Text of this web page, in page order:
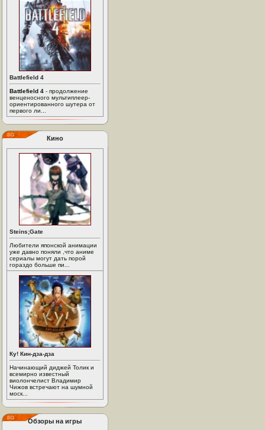
Battlefield 4
Battlefield 4 - продолжение
венценосного мультиплеер-
ориентированного шутера от
первого ли...
Кино
Steins;Gate
Любители японской анимации
уже давно поняли ,что аниме
сериалы могут дать порой
гораздо больше пи...
Ку! Кин-дза-дза
Начинающий диджей Толик и
всемирно известный
виолончелист Владимир
Чижов встречают на шумной
моск...
Обзоры на игры